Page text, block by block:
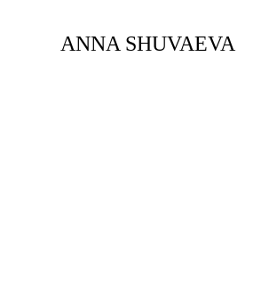
ANNA SHUVAEVA